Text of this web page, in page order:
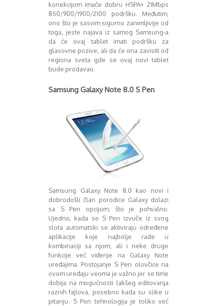
August 2015
Septembar 2015
Oktobar 2015
Novembar 2015
Decembar 2015
Januar 2016
Mart 2016
Januar 2017
Februar 2017
April 2017
Maj 2017
Juni 2017
Juli 2017
August 2017
Oktobar 2017
Novembar 2017
Decembar 2017
konekcijom imaće dobru HSPA+ 21Mbps
850/900/1900/2100 podršku. Međutim,
ono što je sasvim sigurno zanimljivije od
toga, jeste najava iz samog Samsung-a
da će ovaj tablet imati podršku za
glasovne pozive, ali da će ona zavisiti od
regiona sveta gde se ovaj novi tablet
bude prodavao.
Samsung Galaxy Note 8.0 S Pen
Samsung Galaxy Note 8.0 kao novi i
dobrodošli član porodice Galaxy dolazi
sa S Pen opcijom, što je pohvalno.
Ujedno, kada se S Pen izvuče iz svog
slota automatski se aktiviraju određene
aplikacije koje najbolje rade u
kombinaciji sa njom, ali i neke druge
funkcije već viđenje na Galaxy Note
uređajima. Postojanje S Pen olovčice na
ovom uređaju veoma je važno jer se time
dobija na mogućnosti lakšeg editovanja
raznih fajlova, posebno kada su slike u
pitanju. S Pen tehnologija je toliko već